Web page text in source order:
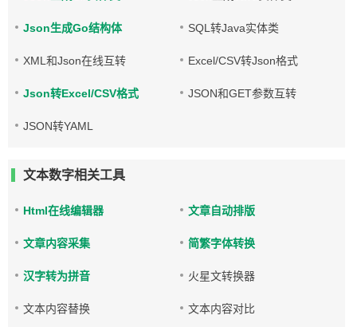
Json生成Go结构体 SQL转Java实体类
XML和Json在线互转 Excel/CSV转Json格式
Json转Excel/CSV格式 JSON和GET参数互转
JSON转YAML
文本数字相关工具
Html在线编辑器 文章自动排版
文章内容采集 简繁字体转换
汉字转为拼音 火星文转换器
文本内容替换 文本内容对比